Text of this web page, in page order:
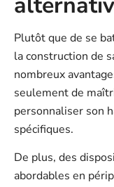
Plutôt que de se
la construction de
nombreux
seulement de
personnaliser son
spécifiques.
De plus, des
abordables en